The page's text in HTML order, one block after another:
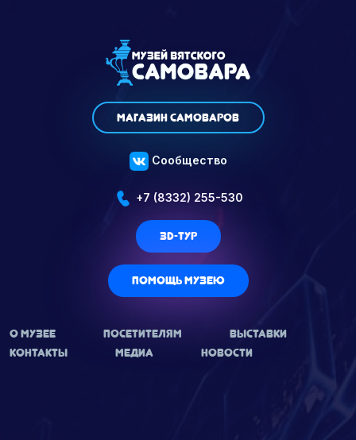
Магазин самоваров
Сообщество
+7 (8332) 255-530
3D-тур
Помощь музею
О МУЗЕЕ ПОСЕТИТЕЛЯМ
ВЫСТАВКИ
КОНТАКТЫ
МЕДИА НОВОСТИ